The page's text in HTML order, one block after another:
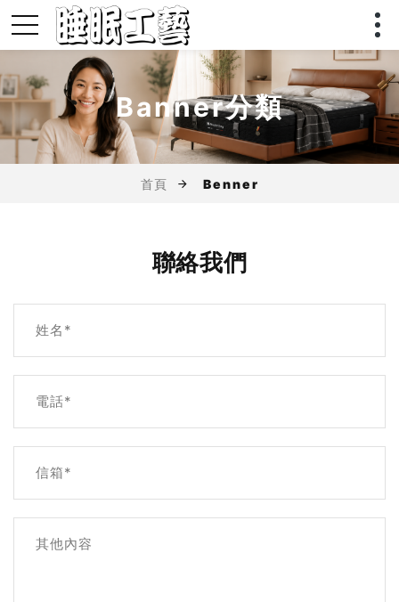
Banner分類
首頁 Benner
聯絡我們
姓名*
電話*
信箱*
其他內容